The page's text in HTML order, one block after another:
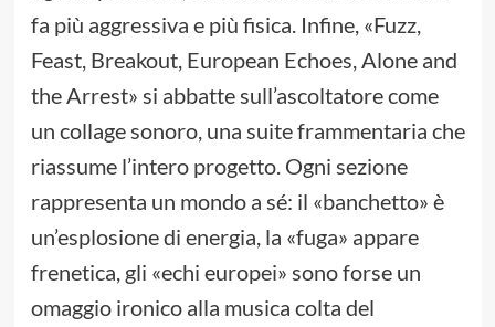
fa più aggressiva e più fisica. Infine, «Fuzz,
Feast, Breakout, European Echoes, Alone and
the Arrest» si abbatte sull’ascoltatore come
un collage sonoro, una suite frammentaria che
riassume l’intero progetto. Ogni sezione
rappresenta un mondo a sé: il «banchetto» è
un’esplosione di energia, la «fuga» appare
frenetica, gli «echi europei» sono forse un
omaggio ironico alla musica colta del